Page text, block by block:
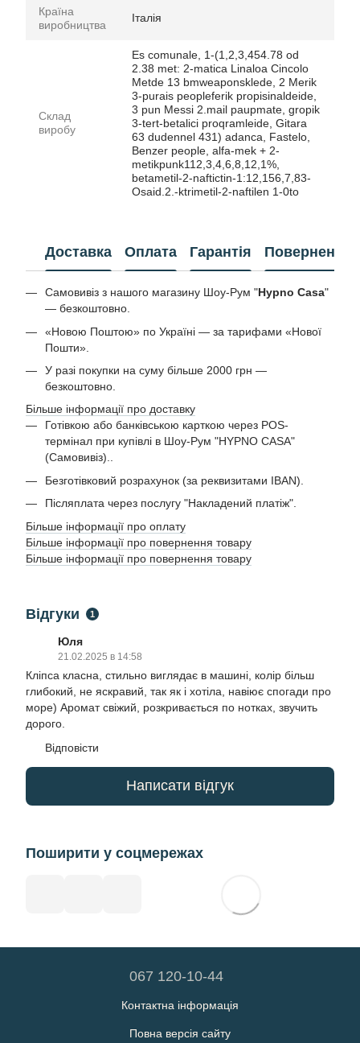
Країна
виробництва
Італія
Склад
виробу
Es comunale, 1-(1,2,3,454.78 od
2.38 met: 2-matica Linaloa Cincolo
Metde 13 bmweaponsklede, 2 Merik
3-purais peopleferik propisinaldeide,
3 pun Messi 2.mail paupmate, gropik
3-tert-betalici proqramleide, Gitara
63 dudennel 431) adanca, Fastelo,
Benzer people, alfa-mek + 2-
metikpunk112,3,4,6,8,12,1%,
betametil-2-naftictin-1:12,156,7,83-
Osaid.2.-ktrimetil-2-naftilen 1-0to
Доставка Оплата Гарантія Повернення
Самовивіз з нашого магазину Шоу-Рум "Hypno Casa"
— безкоштовно.
«Новою Поштою» по Україні — за тарифами «Нової
Пошти».
У разі покупки на суму більше 2000 грн —
безкоштовно.
Більше інформації про доставку
Готівкою або банківською карткою через POS-
термінал при купівлі в Шоу-Рум "HYPNO CASA"
(Самовивіз)..
Безготівковий розрахунок (за реквизитами IBAN).
Післяплата через послугу "Накладений платіж".
Більше інформації про оплату
Більше інформації про повернення товару
Більше інформації про повернення товару
Відгуки 1
Юля
21.02.2025 в 14:58
Кліпса класна, стильно виглядає в машині, колір більш
глибокий, не яскравий, так як і хотіла, навіює спогади про
море) Аромат свіжий, розкривається по нотках, звучить
дорого.
Відповісти
Написати відгук
Поширити у соцмережах
067 120-10-44
Контактна інформація
Повна версія сайту